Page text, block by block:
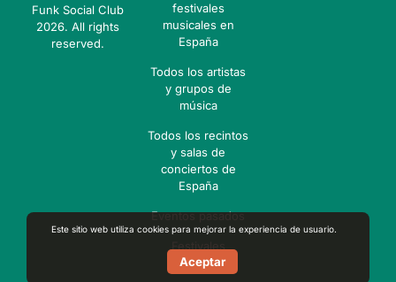
Este sitio web utiliza cookies para mejorar la experiencia de usuario.
Aceptar
Funk Social Club
2026. All rights
reserved.
festivales
musicales en
España
Todos los artistas
y grupos de
música
Todos los recintos
y salas de
conciertos de
España
Eventos pasados
Festivales
pasados